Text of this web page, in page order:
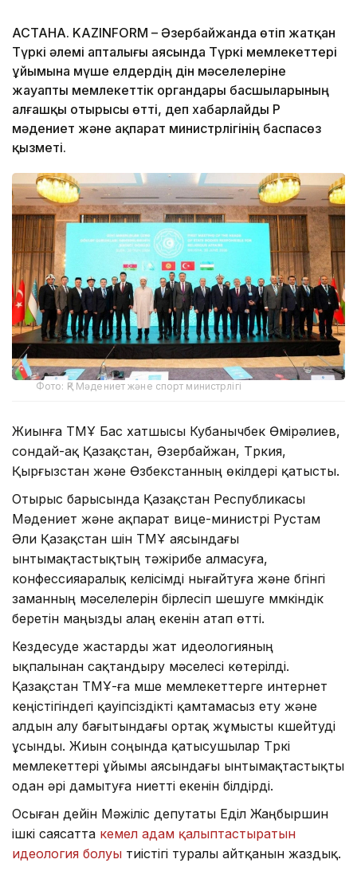
АСТАНА. KAZINFORM – Әзербайжанда өтіп жатқан
Түркі әлемі апталығы аясында Түркі мемлекеттері
ұйымына мүше елдердің дін мәселелеріне
жауапты мемлекеттік органдары басшыларының
алғашқы отырысы өтті, деп хабарлайды ҚР
мәдениет және ақпарат министрлігінің баспасөз
қызметі.
Фото: ҚР Мәдениет және спорт министрлігі
Жиынға ТМҰ Бас хатшысы Кубанычбек Өмірәлиев,
сондай-ақ Қазақстан, Әзербайжан, Түркия,
Қырғызстан және Өзбекстанның өкілдері қатысты.
Отырыс барысында Қазақстан Республикасы
Мәдениет және ақпарат вице-министрі Рустам
Әли Қазақстан үшін ТМҰ аясындағы
ынтымақтастықтың тәжірибе алмасуға,
конфессияаралық келісімді нығайтуға және бүгінгі
заманның мәселелерін бірлесіп шешуге мүмкіндік
беретін маңызды алаң екенін атап өтті.
Кездесуде жастарды жат идеологияның
ықпалынан сақтандыру мәселесі көтерілді.
Қазақстан ТМҰ-ға мүше мемлекеттерге интернет
кеңістігіндегі қауіпсіздікті қамтамасыз ету және
алдын алу бағытындағы ортақ жұмысты күшейтуді
ұсынды. Жиын соңында қатысушылар Түркі
мемлекеттері ұйымы аясындағы ынтымақтастықты
одан әрі дамытуға ниетті екенін білдірді.
Осыған дейін Мәжіліс депутаты Еділ Жаңбыршин
ішкі саясатта кемел адам қалыптастыратын
идеология болуы тиістігі туралы айтқанын жаздық.